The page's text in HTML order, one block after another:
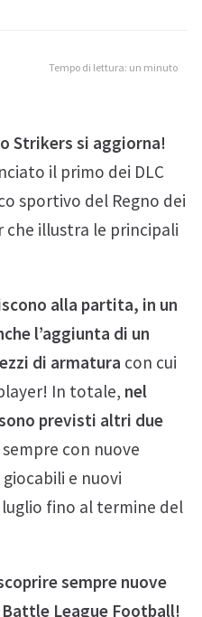
Tempo di lettura: un minuto
Strikers si aggiorna!
il primo dei DLC
sportivo del Regno dei
che illustra le principali
alla partita, in un
l’aggiunta di un
di armatura con cui
In totale, nel
previsti altri due
sempre con nuove
e nuovi
fino al termine del
sempre nuove
League Football!